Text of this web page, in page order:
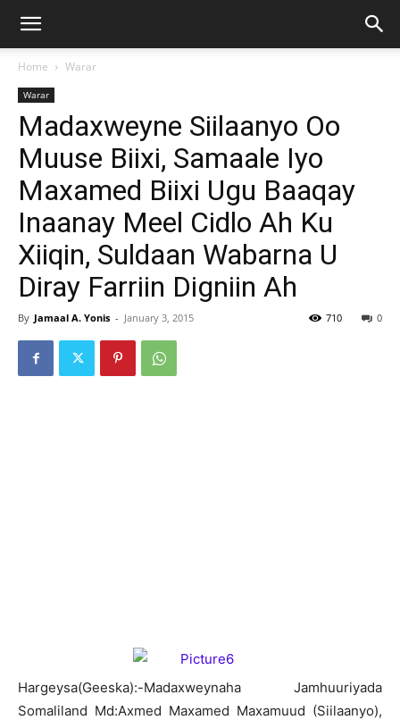
Home Warar
Warar
Madaxweyne Siilaanyo Oo
Muuse Biixi, Samaale Iyo
Maxamed Biixi Ugu Baaqay
Inaanay Meel Cidlo Ah Ku
Xiiqin, Suldaan Wabarna U
Diray Farriin Digniin Ah
By Jamaal A. Yonis - January 3, 2015 0
710
Hargeysa(Geeska):-Madaxweynaha Jamhuuriyada
Somaliland Md:Axmed Maxamed Maxamuud (Siilaanyo),